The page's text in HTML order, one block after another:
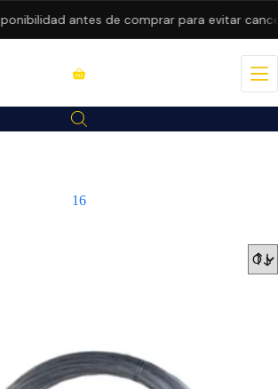
antes de comprar para evitar
16